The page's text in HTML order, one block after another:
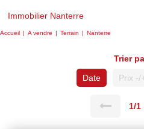
Immobilier Nanterre
Accueil A vendre Terrain Nanterre
Trier
Date
Prix -/
1/1